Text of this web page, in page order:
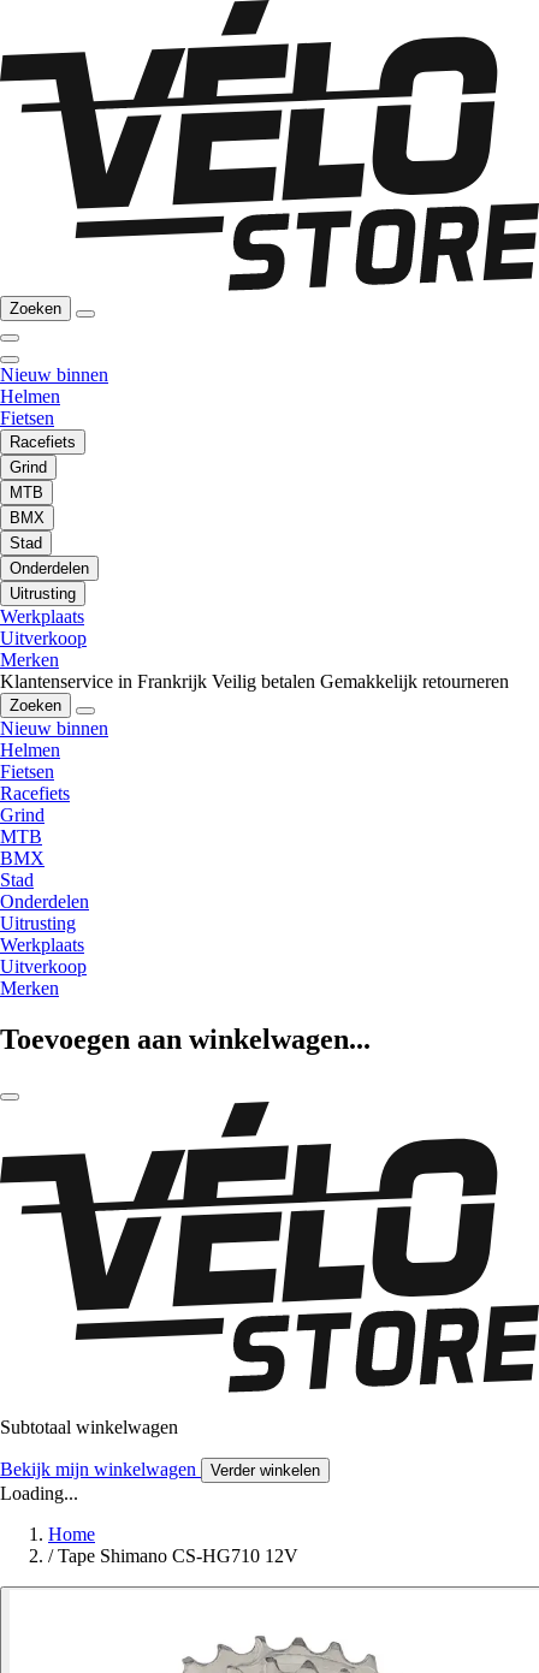
Zoeken
Nieuw binnen
Helmen
Fietsen
Racefiets
Grind
MTB
BMX
Stad
Onderdelen
Uitrusting
Werkplaats
Uitverkoop
Merken
Klantenservice in Frankrijk Veilig betalen Gemakkelijk retourneren
Zoeken
Nieuw binnen
Helmen
Fietsen
Racefiets
Grind
MTB
BMX
Stad
Onderdelen
Uitrusting
Werkplaats
Uitverkoop
Merken
Toevoegen aan winkelwagen...
Subtotaal winkelwagen
Bekijk mijn winkelwagen Verder winkelen
Loading...
Home
/ Tape Shimano CS-HG710 12V